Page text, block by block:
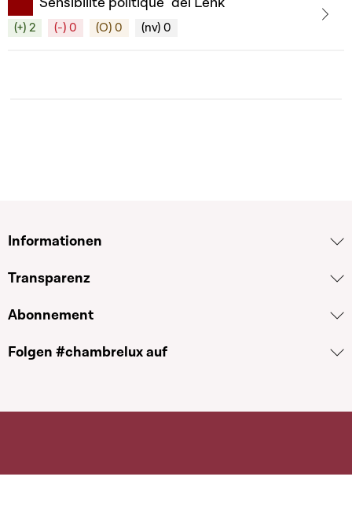
(+) 2 (-) 0 (O) 0 (nv) 0
Informationen
Transparenz
Abonnement
Folgen #chambrelux auf